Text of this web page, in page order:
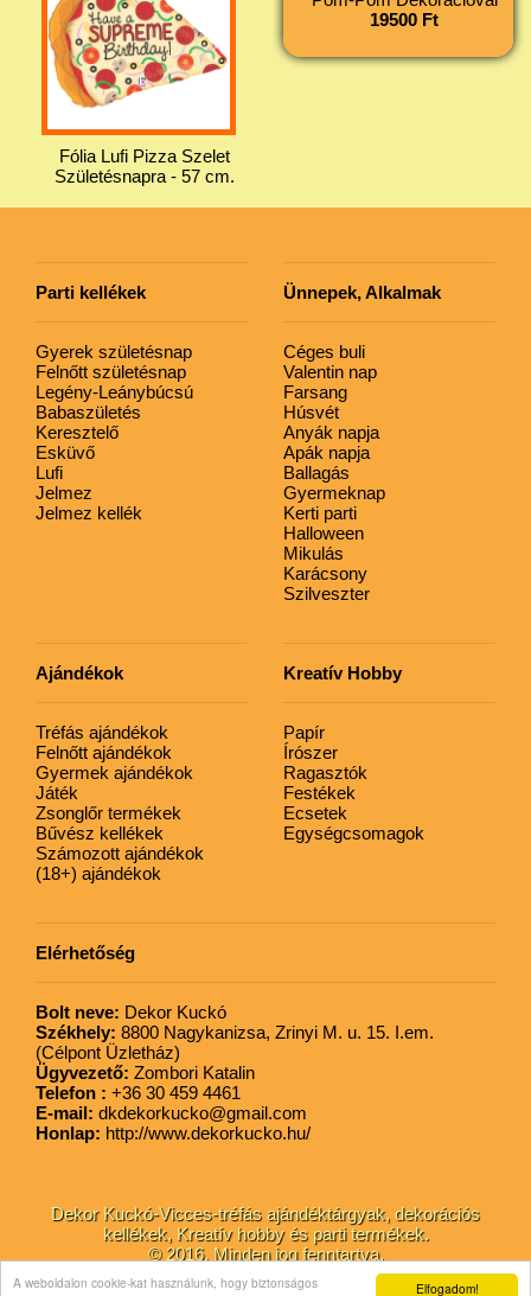
Elfogadom!
A weboldalon cookie-kat használunk, hogy biztonságos
Fólia Lufi Pizza Szelet
Születésnapra - 57 cm.
19500 Ft
Parti kellékek
Gyerek születésnap
Felnőtt születésnap
Legény-Leánybúcsú
Babaszületés
Keresztelő
Esküvő
Lufi
Jelmez
Jelmez kellék
Ünnepek, Alkalmak
Céges buli
Valentin nap
Farsang
Húsvét
Anyák napja
Apák napja
Ballagás
Gyermeknap
Kerti parti
Halloween
Mikulás
Karácsony
Szilveszter
Ajándékok
Tréfás ajándékok
Felnőtt ajándékok
Gyermek ajándékok
Játék
Zsonglőr termékek
Bűvész kellékek
Számozott ajándékok
(18+) ajándékok
Kreatív Hobby
Papír
Írószer
Ragasztók
Festékek
Ecsetek
Egységcsomagok
Elérhetőség
Bolt neve: Dekor Kuckó
Székhely: 8800 Nagykanizsa, Zrinyi M. u. 15. I.em.
(Célpont Üzletház)
Ügyvezető: Zombori Katalin
Telefon : +36 30 459 4461
E-mail: dkdekorkucko@gmail.com
Honlap: http://www.dekorkucko.hu/
Dekor Kuckó-Vicces-tréfás ajándéktárgyak, dekorációs
kellékek, Kreatív hobby és parti termékek.
© 2016. Minden jog fenntartva.